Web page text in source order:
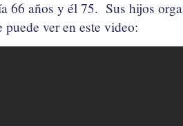
66 años y él 75. Sus hijos
puede ver en este video: